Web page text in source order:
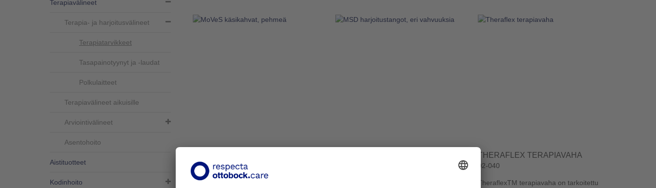
Terapiavälineet
Terapia- ja harjoitusvälineet
Terapiatarvikkeet
Tasapainotyynyt ja -laudat
Polkulaitteet
Terapiavälineet aikuisille
Arviointivälineet
Asentohoito
Aistituotteet
Kodinhoito
01-300102
Käsikahvat vastus- ja putkinauhojen
THERAFLEX TERAPIAVAHA
02-040
TheraflexTM terapiavaha on tarkoitettu